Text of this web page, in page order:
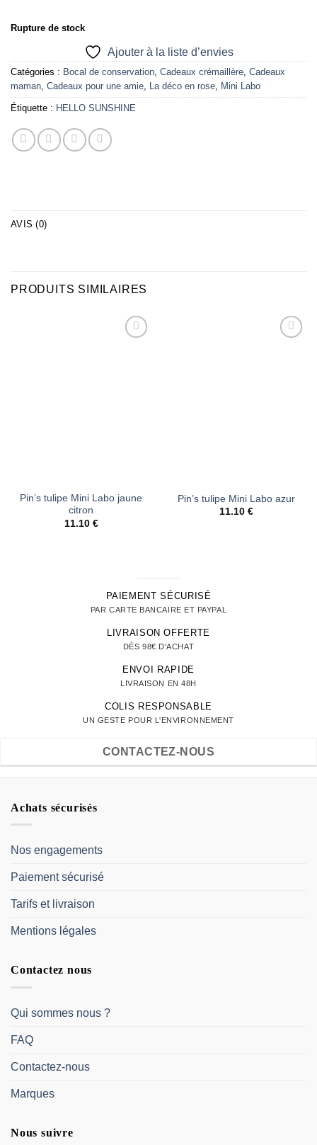
Rupture de stock
Ajouter à la liste d’envies
Catégories : Bocal de conservation, Cadeaux crémaillère, Cadeaux
maman, Cadeaux pour une amie, La déco en rose, Mini Labo
Étiquette : HELLO SUNSHINE
AVIS (0)
PRODUITS SIMILAIRES
Pin’s tulipe Mini Labo jaune
citron
11.10 €
Pin’s tulipe Mini Labo azur
11.10 €
PAIEMENT SÉCURISÉ
PAR CARTE BANCAIRE ET PAYPAL
LIVRAISON OFFERTE
DÈS 98€ D'ACHAT
ENVOI RAPIDE
LIVRAISON EN 48H
COLIS RESPONSABLE
UN GESTE POUR L'ENVIRONNEMENT
CONTACTEZ-NOUS
Achats sécurisés
Nos engagements
Paiement sécurisé
Tarifs et livraison
Mentions légales
Contactez nous
Qui sommes nous ?
FAQ
Contactez-nous
Marques
Nous suivre